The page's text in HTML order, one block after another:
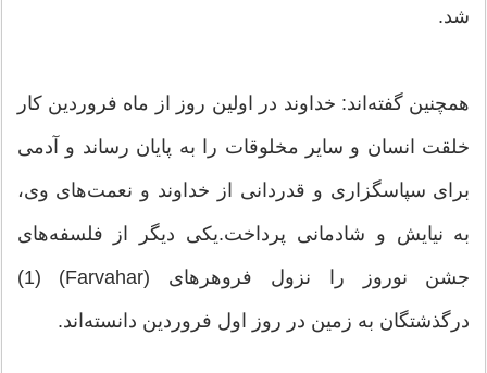
شد.
همچنین گفته‌اند: خداوند در اولین روز از ماه فروردین کار
خلقت انسان و سایر مخلوقات را به پایان رساند و آدمی
برای سپاسگزاری و قدردانی از خداوند و نعمت‌های وی،
به نیایش و شادمانی پرداخت.یکی دیگر از فلسفه‌های
جشن نوروز را نزول فروهر‌های (Farvahar) (1)
درگذشتگان به زمین در روز اول فروردین دانسته‌اند.